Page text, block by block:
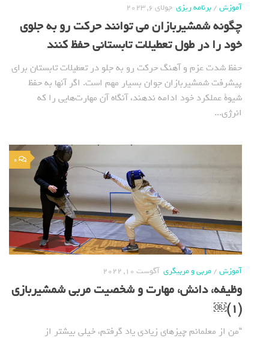
آموزش/برنامه ریزی جولای 6, 2023
چگونه شمشیربازان می توانند حرکت رو به جلوی
خود را در طول تعطیلات تابستانی حفظ کنند
حفظ شدت عزم و آهنگ حرکت رو به جلو در تعطیلات تابستان برای
پیشرفت شمشیربازان جوان بسیار مهم است. اگر آنها به حفظ
شیوة عملکرد خود ادامه ندهند، آنگاه آن مهارت‌هایی را که
انرژی...
0
آموزش/مربی و مربیگری آگوست 10, 2022
وظیفه، دانش، مهارت و شخصیت مربی شمشیربازی
“من از معلمانم چیزهای زیادی یاد گرفتم، خیلی بیشتر از